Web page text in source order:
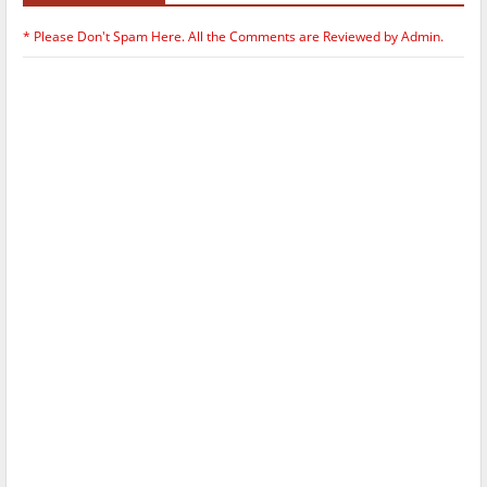
* Please Don't Spam Here. All the Comments are Reviewed by Admin.